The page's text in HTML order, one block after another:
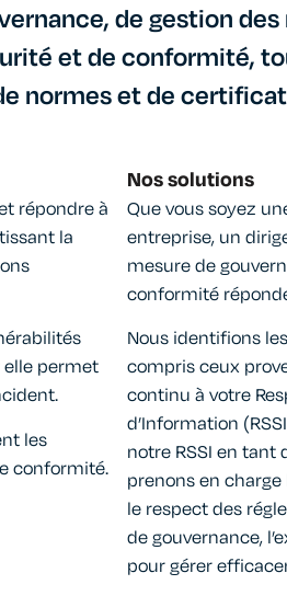
de gestion
et de conformité,
normes et de
répondre à
la
elle permet
les
conformité.​
Nos solutions
Que vous soyez
entreprise, un
mesure de
conformité
Nous identifions
compris ceux
continu à votre
d’Information
notre RSSI en tant
prenons en
le respect des
de gouvernance,
pour gérer